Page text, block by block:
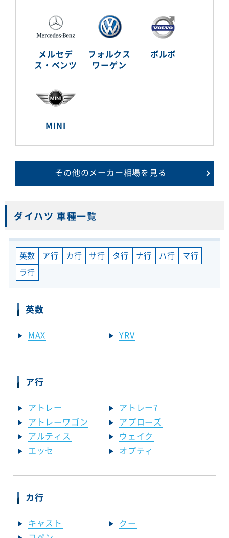
メルセデ
ス・ベンツ
フォルクス
ワーゲン
ボルボ
MINI
その他のメーカー相場を見る
ダイハツ 車種一覧
英数 ア行 カ行 サ行 タ行 ナ行 ハ行
マ行
ラ行
英数
MAX YRV
ア行
アトレー
アトレー7
アトレーワゴン
アプローズ
アルティス
ウェイク
エッセ
オプティ
カ行
キャスト
クー